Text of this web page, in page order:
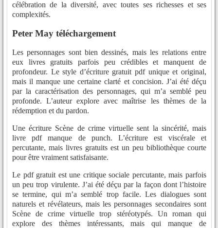
célébration de la diversité, avec toutes ses richesses et ses
complexités.
Peter May téléchargement
Les personnages sont bien dessinés, mais les relations entre
eux livres gratuits parfois peu crédibles et manquent de
profondeur. Le style d’écriture gratuit pdf unique et original,
mais il manque une certaine clarté et concision. J’ai été déçu
par la caractérisation des personnages, qui m’a semblé peu
profonde. L’auteur explore avec maîtrise les thèmes de la
rédemption et du pardon.
Une écriture Scène de crime virtuelle sent la sincérité, mais
livre pdf manque de punch. L’écriture est viscérale et
percutante, mais livres gratuits est un peu bibliothèque courte
pour être vraiment satisfaisante.
Le pdf gratuit est une critique sociale percutante, mais parfois
un peu trop virulente. J’ai été déçu par la façon dont l’histoire
se termine, qui m’a semblé trop facile. Les dialogues sont
naturels et révélateurs, mais les personnages secondaires sont
Scène de crime virtuelle trop stéréotypés. Un roman qui
explore des thèmes intéressants, mais qui manque de